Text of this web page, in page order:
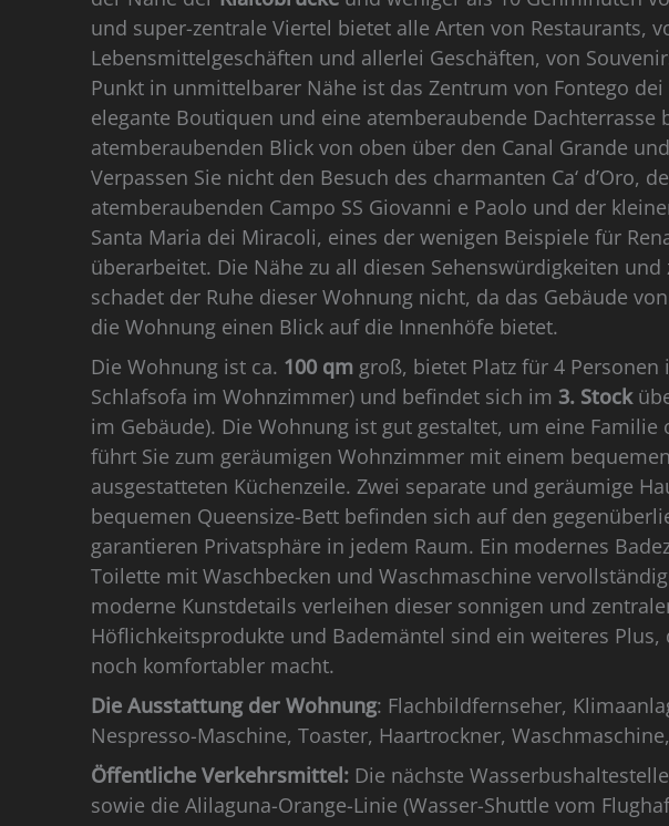
und super-zentrale Viertel bietet alle Arten von Restaurants,
Lebensmittelgeschäften und allerlei Geschäften, von
Punkt in unmittelbarer Nähe ist das Zentrum von Fontego dei
elegante Boutiquen und eine atemberaubende Dachterrasse
atemberaubenden Blick von oben über den Canal Grande
Verpassen Sie nicht den Besuch des charmanten Ca‘ d’Oro,
atemberaubenden Campo SS Giovanni e Paolo und der
Santa Maria dei Miracoli, eines der wenigen Beispiele für
überarbeitet. Die Nähe zu all diesen Sehenswürdigkeiten
schadet der Ruhe dieser Wohnung nicht, da das Gebäude
die Wohnung einen Blick auf die Innenhöfe bietet.
Die Wohnung ist ca. 100 qm groß, bietet Platz für 4
Schlafsofa im Wohnzimmer) und befindet sich im 3. Stock
im Gebäude). Die Wohnung ist gut gestaltet, um eine
führt Sie zum geräumigen Wohnzimmer mit einem
ausgestatteten Küchenzeile. Zwei separate und geräumige
bequemen Queensize-Bett befinden sich auf den
garantieren Privatsphäre in jedem Raum. Ein modernes
Toilette mit Waschbecken und Waschmaschine
moderne Kunstdetails verleihen dieser sonnigen und
Höflichkeitsprodukte und Bademäntel sind ein weiteres
noch komfortabler macht.
Die Ausstattung der Wohnung: Flachbildfernseher,
Nespresso-Maschine, Toaster, Haartrockner,
Öffentliche Verkehrsmittel: Die nächste
sowie die Alilaguna-Orange-Linie (Wasser-Shuttle vom